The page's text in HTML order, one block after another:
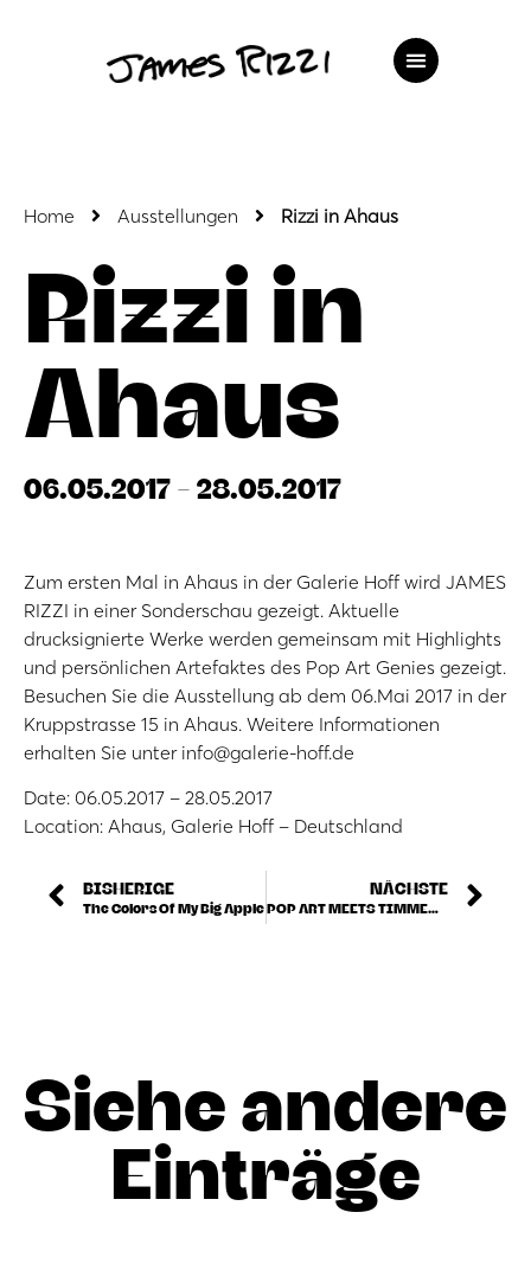
Home Ausstellungen Rizzi in Ahaus
Rizzi in
Ahaus
06.05.2017 - 28.05.2017
Zum ersten Mal in Ahaus in der Galerie Hoff wird JAMES
RIZZI in einer Sonderschau gezeigt. Aktuelle
drucksignierte Werke werden gemeinsam mit Highlights
und persönlichen Artefaktes des Pop Art Genies gezeigt.
Besuchen Sie die Ausstellung ab dem 06.Mai 2017 in der
Kruppstrasse 15 in Ahaus. Weitere Informationen
erhalten Sie unter info@galerie-hoff.de
Date: 06.05.2017 – 28.05.2017
Location: Ahaus, Galerie Hoff – Deutschland
BISHERIGE
The Colors Of My Big Apple
NÄCHSTE
POP ART MEETS TIMMENDORFER STRAND
Siehe andere
Einträge